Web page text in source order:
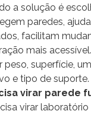
a solução é
paredes,
facilitam
mais
peso, superfície,
e tipo de suporte.
virar parede
virar